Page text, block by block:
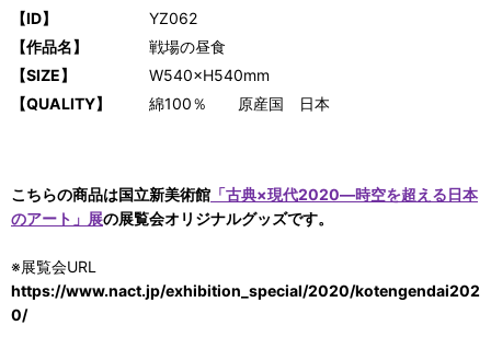
【ID】
YZ062
【作品名】
戦場の昼食
【SIZE】
W540×H540mm
【QUALITY】
綿100％ 原産国 日本
こちらの商品は国立新美術館 「古典×現代2020―時空を超える日本
のアート」展の展覧会オリジナルグッズです。
※展覧会URL
https://www.nact.jp/exhibition_special/2020/kotengendai202
0/